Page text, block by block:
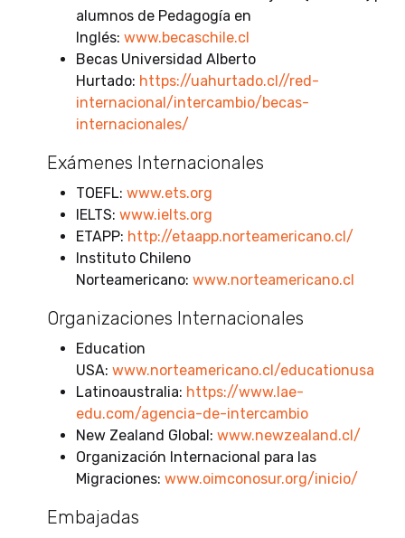
alumnos de Pedagogía en
Inglés: www.becaschile.cl
Becas Universidad Alberto
Hurtado: https://uahurtado.cl//red-
internacional/intercambio/becas-
internacionales/
Exámenes Internacionales
TOEFL: www.ets.org
IELTS: www.ielts.org
ETAPP: http://etaapp.norteamericano.cl/
Instituto Chileno
Norteamericano: www.norteamericano.cl
Organizaciones Internacionales
Education
USA: www.norteamericano.cl/educationusa
Latinoaustralia: https://www.lae-
edu.com/agencia-de-intercambio
New Zealand Global: www.newzealand.cl/
Organización Internacional para las
Migraciones: www.oimconosur.org/inicio/
Embajadas